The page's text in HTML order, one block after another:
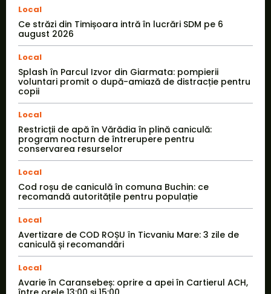
Local
Ce străzi din Timișoara intră în lucrări SDM pe 6
august 2026
Local
Splash în Parcul Izvor din Giarmata: pompierii
voluntari promit o după-amiază de distracție pentru
copii
Local
Restricții de apă în Vărădia în plină caniculă:
program nocturn de întrerupere pentru
conservarea resurselor
Local
Cod roșu de caniculă în comuna Buchin: ce
recomandă autoritățile pentru populație
Local
Avertizare de COD ROȘU în Ticvaniu Mare: 3 zile de
caniculă și recomandări
Local
Avarie în Caransebeș: oprire a apei în Cartierul ACH,